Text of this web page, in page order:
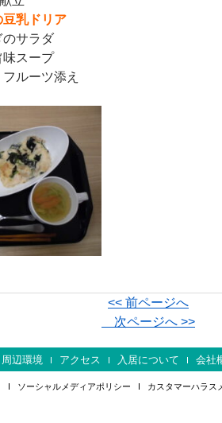
乳ドリア
のサラダ
味スープ
ルーツ添え
<< 前ページへ
次ページへ >>
周辺環境 アクセス 入居について 会社
ソーシャルメディアポリシー カスタマーハラス